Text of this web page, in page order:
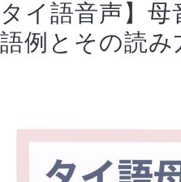
タイ語音声】
例とその読み